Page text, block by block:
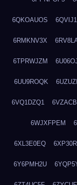
6QKOAUOS
6RMKNV3X
6TPRWJZM
6UU9ROQK
6VQ1DZQ1
6WJXFPEM
6XL3E0EQ
6Y6PMH2U